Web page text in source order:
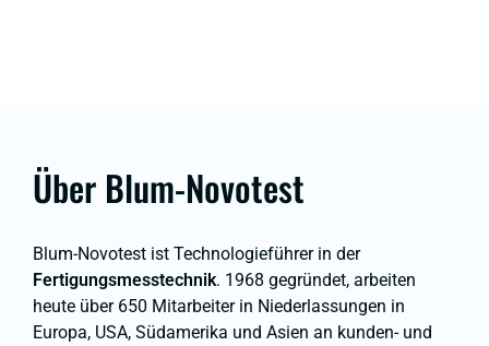
Über Blum-Novotest
Blum-Novotest ist Technologieführer in der
Fertigungsmesstechnik. 1968 gegründet, arbeiten
heute über 650 Mitarbeiter in Niederlassungen in
Europa, USA, Südamerika und Asien an kunden- und